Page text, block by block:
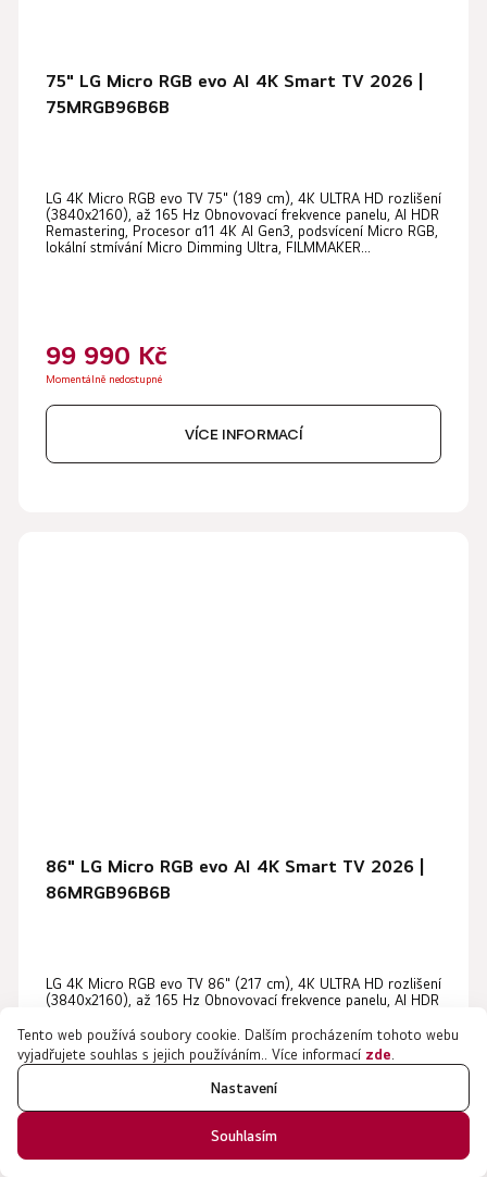
Tento web používá soubory cookie. Dalším procházením tohoto webu
vyjadřujete souhlas s jejich používáním.. Více informací zde
Nastavení
Souhlasím
75" LG Micro RGB evo AI 4K Smart TV 2026 |
75MRGB96B6B
LG 4K Micro RGB evo TV 75" (189 cm), 4K ULTRA HD rozlišení
(3840x2160), až 165 Hz Obnovovací frekvence panelu, AI HDR
Remastering, Procesor α11 4K AI Gen3, podsvícení Micro RGB,
lokální stmívání Micro Dimming Ultra, FILMMAKER...
99 990 Kč
Momentálně nedostupné
VÍCE INFORMACÍ
86" LG Micro RGB evo AI 4K Smart TV 2026 |
86MRGB96B6B
LG 4K Micro RGB evo TV 86" (217 cm), 4K ULTRA HD rozlišení
(3840x2160), až 165 Hz Obnovovací frekvence panelu, AI HDR
lokální stmívání Micro Dimming Ultra, FILMMAKER...
Momentálně nedostupné